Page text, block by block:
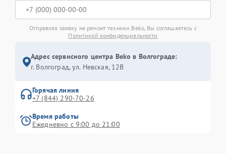
Отправляя заявку на ремонт техники Beko, Вы соглашаетесь с
Политикой конфиденциальности
Адрес сервисного центра Beko в Волгограде:
г. Волгоград, ул. Невская, 12В
Горячая линия
+7 (844) 290-70-26
Время работы
Ежедневно с 9:00 до 21:00